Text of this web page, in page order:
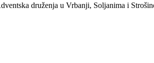
druženja u Vrbanji, Soljanima i